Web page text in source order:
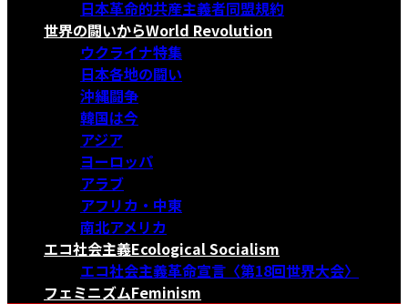
日本革命的共産主義者同盟規約
世界の闘いからWorld Revolution
ウクライナ特集
日本各地の闘い
沖縄闘争
韓国は今
アジア
ヨーロッパ
アラブ
アフリカ・中東
南北アメリカ
エコ社会主義Ecological Socialism
エコ社会主義革命宣言〈第18回世界大会〉
フェミニズムFeminism